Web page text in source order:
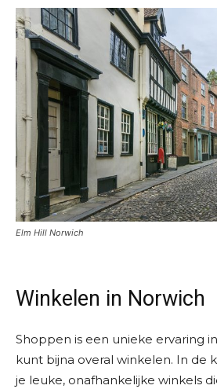
Elm Hill Norwich
Winkelen in Norwich
Shoppen is een unieke ervaring
kunt bijna overal winkelen. In de
je leuke, onafhankelijke winkels